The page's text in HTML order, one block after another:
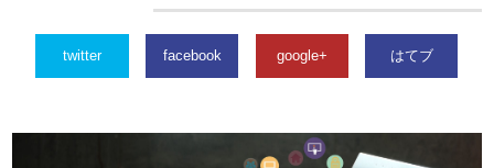
twitter facebook google+ はてブ